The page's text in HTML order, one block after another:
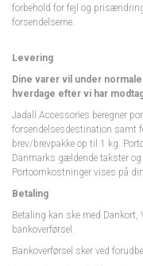
forbehold for fejl og
forsendelserne.
Levering
Dine varer vil under
hverdage efter vi har
Jadall Accessories beregner
forsendelsesdestination samt
brev/brevpakke op til 1 kg.
Danmarks gældende takster
Portoomkostninger vises på
Betaling
Betaling kan ske med
bankoverførsel.
Bankoverførsel sker ved